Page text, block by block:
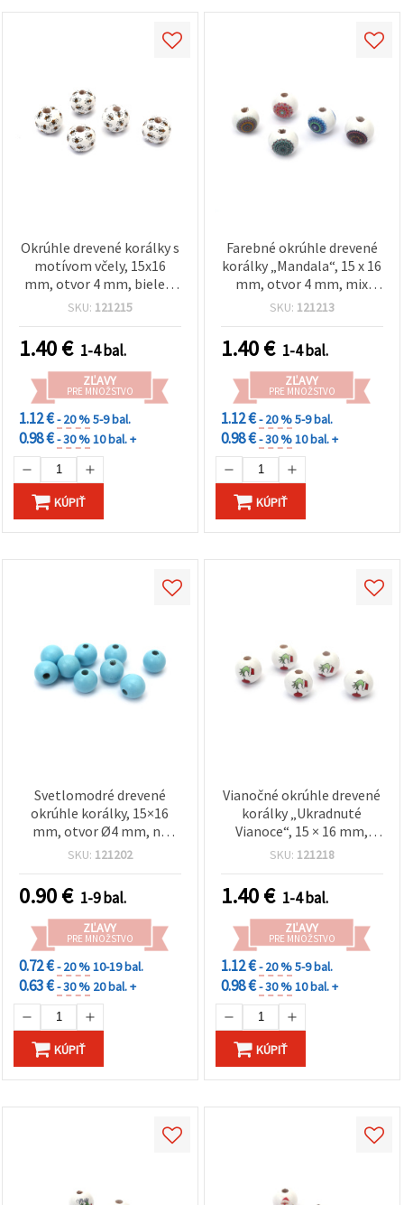
Okrúhle drevené korálky s
motívom včely, 15x16
mm, otvor 4 mm, biele –
10 ks
SKU: 121215
1.40€ 1-4 bal.
ZĽAVY
PRE MNOŽSTVO
1.12 €- 20 %5-9 bal.
0.98 €- 30 %10 bal. +
KÚPIŤ
Farebné okrúhle drevené
korálky „Mandala“, 15 x 16
mm, otvor 4 mm, mix
farieb – sada 10 ks
SKU: 121213
1.40€ 1-4 bal.
ZĽAVY
PRE MNOŽSTVO
1.12 €- 20 %5-9 bal.
0.98 €- 30 %10 bal. +
KÚPIŤ
Svetlomodré drevené
okrúhle korálky, 15×16
mm, otvor Ø4 mm, na
výrobu šperkov,
makramé a dekorácií,
sada 20 ks
SKU: 121202
0.90€ 1-9 bal.
ZĽAVY
PRE MNOŽSTVO
0.72 €- 20 %10-19 bal.
0.63 €- 30 % 20 bal. +
KÚPIŤ
Vianočné okrúhle drevené
korálky „Ukradnuté
Vianoce“, 15 × 16 mm,
otvor: 4 mm, biele – sada
SKU: 121218
1.40€ 1-4 bal.
ZĽAVY
PRE MNOŽSTVO
1.12 €- 20 %5-9 bal.
0.98 €- 30 %10 bal. +
KÚPIŤ